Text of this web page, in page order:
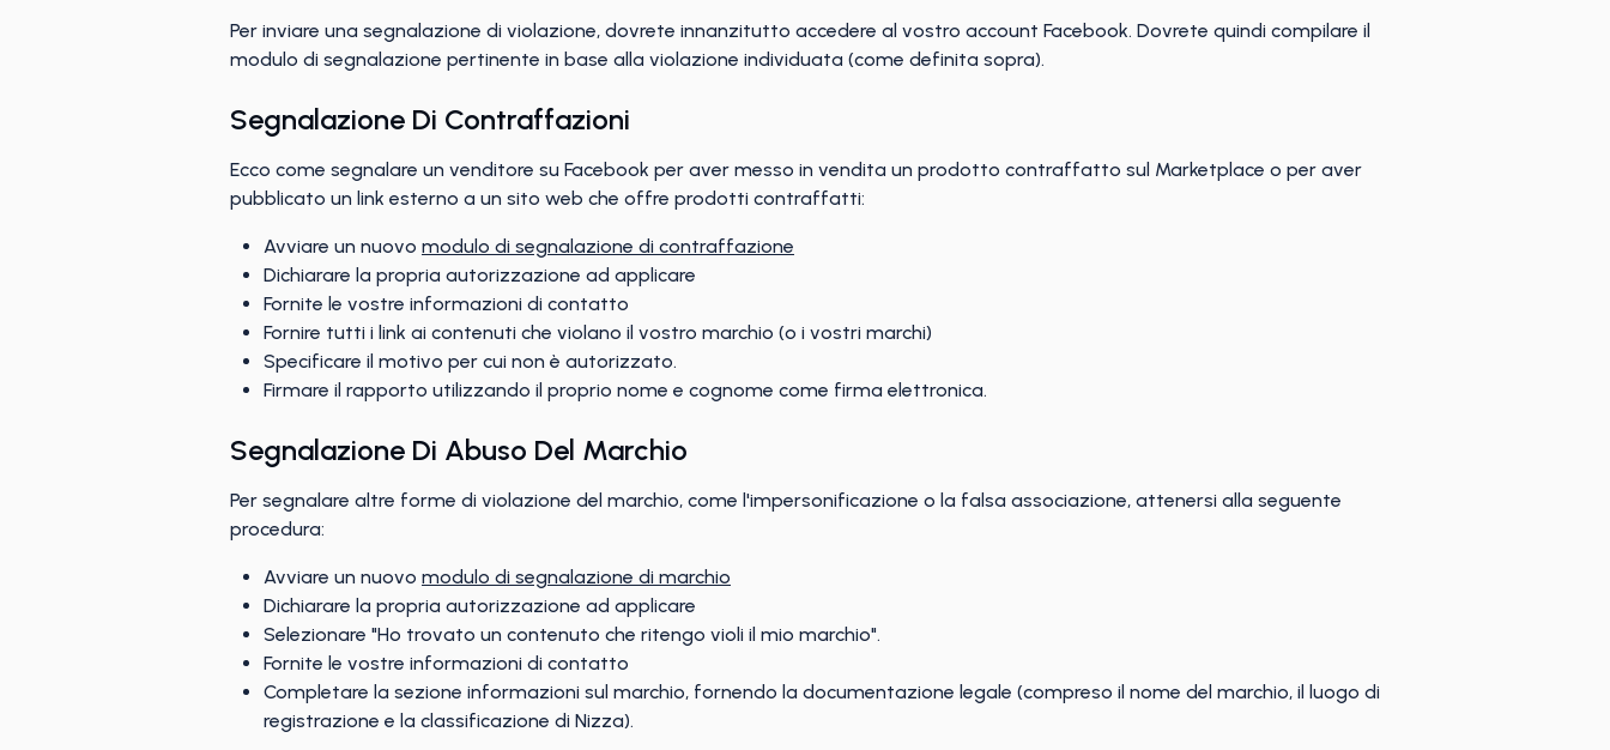
Per inviare una segnalazione di violazione, dovrete innanzitutto accedere al vostro account Facebook. Dovrete quindi compilare il
modulo di segnalazione pertinente in base alla violazione individuata (come definita sopra).
Segnalazione Di Contraffazioni
Ecco come segnalare un venditore su Facebook per aver messo in vendita un prodotto contraffatto sul Marketplace o per aver
pubblicato un link esterno a un sito web che offre prodotti contraffatti:
Avviare un nuovo modulo di segnalazione di contraffazione
Dichiarare la propria autorizzazione ad applicare
Fornite le vostre informazioni di contatto
Fornire tutti i link ai contenuti che violano il vostro marchio (o i vostri marchi)
Specificare il motivo per cui non è autorizzato.
Firmare il rapporto utilizzando il proprio nome e cognome come firma elettronica.
Segnalazione Di Abuso Del Marchio
Per segnalare altre forme di violazione del marchio, come l'impersonificazione o la falsa associazione, attenersi alla seguente
procedura:
Avviare un nuovo modulo di segnalazione di marchio
Dichiarare la propria autorizzazione ad applicare
Selezionare "Ho trovato un contenuto che ritengo violi il mio marchio".
Fornite le vostre informazioni di contatto
Completare la sezione informazioni sul marchio, fornendo la documentazione legale (compreso il nome del marchio, il luogo di
registrazione e la classificazione di Nizza).